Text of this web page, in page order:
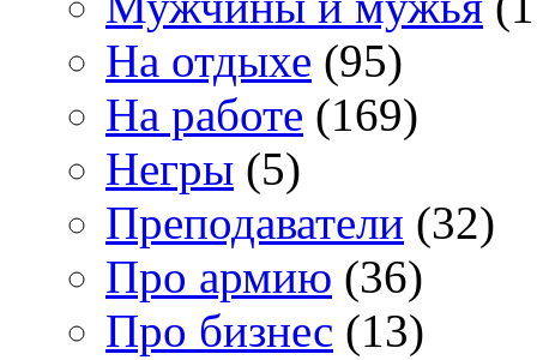
На отдыхе (95)
На работе (169)
Негры (5)
Преподаватели (32)
Про армию (36)
Про бизнес (13)